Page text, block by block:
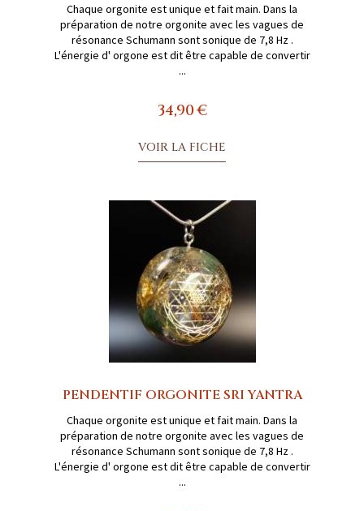
Chaque orgonite est unique et fait main. Dans la
préparation de notre orgonite avec les vagues de
résonance Schumann sont sonique de 7,8 Hz .
L'énergie d' orgone est dit être capable de convertir
...
34,90 €
VOIR LA FICHE
PENDENTIF ORGONITE SRI YANTRA
Chaque orgonite est unique et fait main. Dans la
préparation de notre orgonite avec les vagues de
résonance Schumann sont sonique de 7,8 Hz .
L'énergie d' orgone est dit être capable de convertir
...